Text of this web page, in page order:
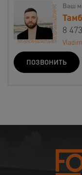
Ваш
8
ПОЗВОНИТЬ